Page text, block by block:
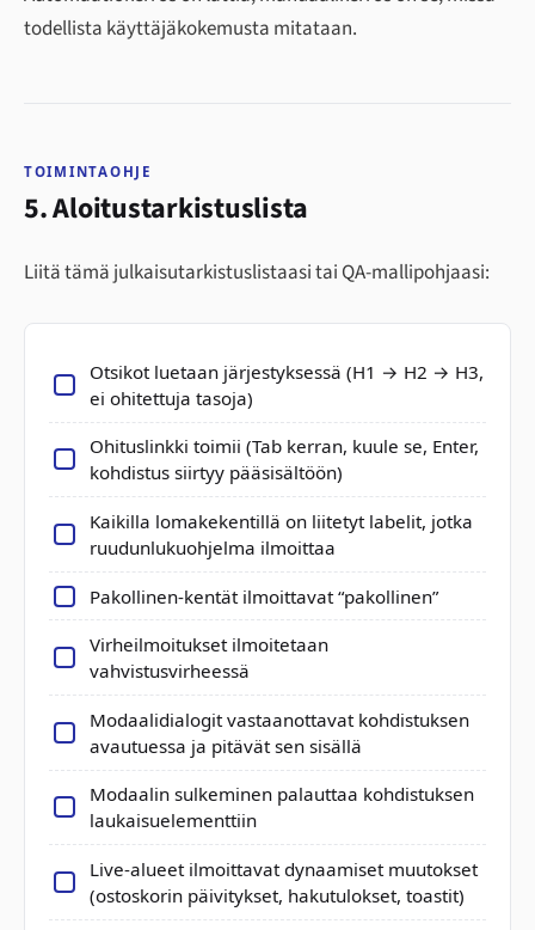
todellista käyttäjäkokemusta mitataan.
TOIMINTAOHJE
5. Aloitustarkistuslista
Liitä tämä julkaisutarkistuslistaasi tai QA-mallipohjaasi:
Otsikot luetaan järjestyksessä (H1 → H2 → H3,
ei ohitettuja tasoja)
Ohituslinkki toimii (Tab kerran, kuule se, Enter,
kohdistus siirtyy pääsisältöön)
Kaikilla lomakekentillä on liitetyt labelit, jotka
ruudunlukuohjelma ilmoittaa
Pakollinen-kentät ilmoittavat “pakollinen”
Virheilmoitukset ilmoitetaan
vahvistusvirheessä
Modaalidialogit vastaanottavat kohdistuksen
avautuessa ja pitävät sen sisällä
Modaalin sulkeminen palauttaa kohdistuksen
laukaisuelementtiin
Live-alueet ilmoittavat dynaamiset muutokset
(ostoskorin päivitykset, hakutulokset, toastit)